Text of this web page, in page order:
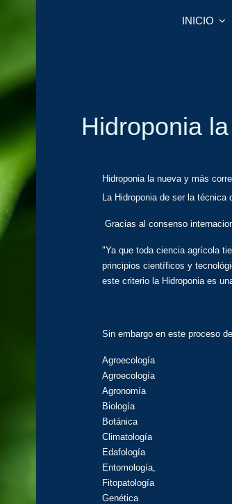
INICIO
Hidroponia
Hidroponia la nueva y más
La Hidroponia de ser la
Gracias al consenso
"Ya que toda ciencia agrícola
principios científicos y
este criterio la Hidroponia es
Sin embargo en este proceso
Agroecología
Agroecología
Agronomía
Biología
Botánica
Climatología
Edafología
Entomología,
Fitopatología
Genética